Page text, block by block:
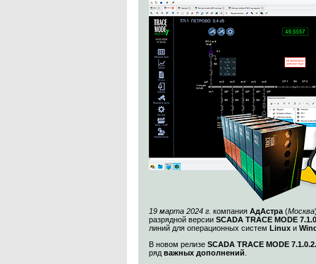
19 марта 2024 г. компания АдАстра (Москва
разрядной версии SCADA TRACE MODE
линий для операционных систем Linux и
В новом релизе SCADA TRACE MODE 7.1.0.2.
ряд важных дополнений